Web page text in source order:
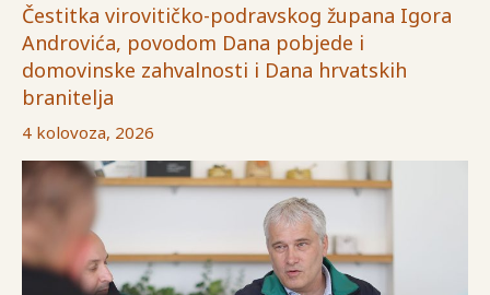
Čestitka virovitičko-podravskog župana Igora
Androvića, povodom Dana pobjede i
domovinske zahvalnosti i Dana hrvatskih
branitelja
4 kolovoza, 2026